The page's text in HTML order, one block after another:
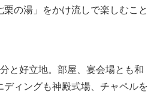
の湯」をかけ流しで楽しむこと
と好立地。部屋、宴会場とも和
ィングも神殿式場、チャペルを